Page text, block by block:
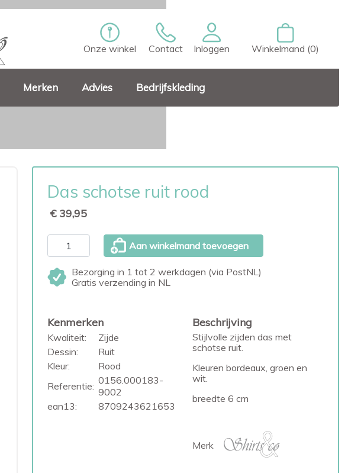
Onze winkel Contact Inloggen Winkelmand (0)
Merken Advies Bedrijfskleding
Das schotse ruit rood
€ 39,95
Aan winkelmand toevoegen
Bezorging in 1 tot 2 werkdagen (via PostNL)
Gratis verzending in NL
Kenmerken
Kwaliteit:
Zijde
Dessin:
Ruit
Kleur:
Rood
Referentie: 0156.000183-
9002
ean13:
8709243621653
Beschrijving
Stijlvolle zijden das met
schotse ruit.
Kleuren bordeaux, groen en
wit.
breedte 6 cm
Merk